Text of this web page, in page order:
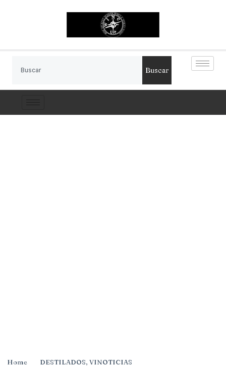
Buscar
Home DESTILADOS, VINOTICIAS